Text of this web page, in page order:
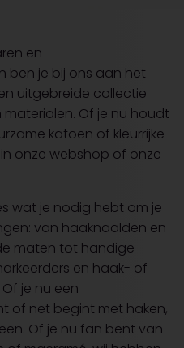
en
ben je bij ons aan het
uitgebreide collectie
materialen. Of je nu houdt
katoen of kleurrijke
onze webshop of onze
wat je nodig hebt om je
van haaknaalden en
maten tot handige
en haak- of
je nu een
of net begint met haken,
Of je nu fan bent van